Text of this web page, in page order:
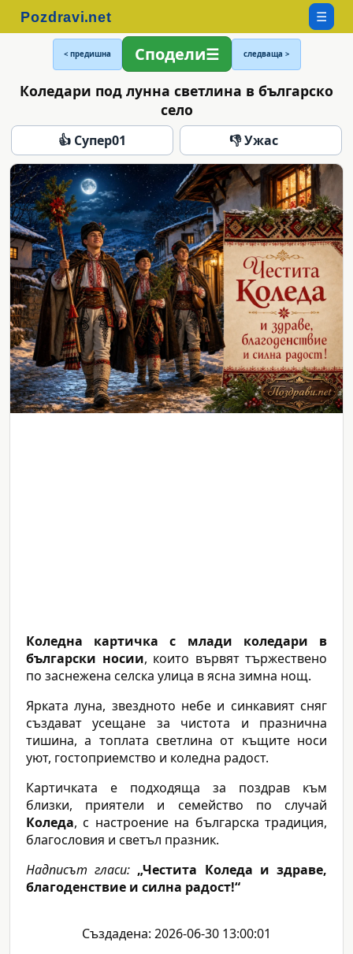
☰
< предишна Сподели следваща >
Коледари под лунна светлина в българско
село
👍 Супер01 👎 Ужас
Коледна картичка с млади коледари в
български носии, които вървят тържествено
по заснежена селска улица в ясна зимна нощ.
Ярката луна, звездното небе и синкавият сняг
създават усещане за чистота и празнична
тишина, а топлата светлина от къщите носи
уют, гостоприемство и коледна радост.
Картичката е подходяща за поздрав към
близки, приятели и семейство по случай
Коледа, с настроение на българска традиция,
благословия и светъл празник.
Надписът гласи: „Честита Коледа и здраве,
благоденствие и силна радост!“
Създадена: 2026-06-30 13:00:01